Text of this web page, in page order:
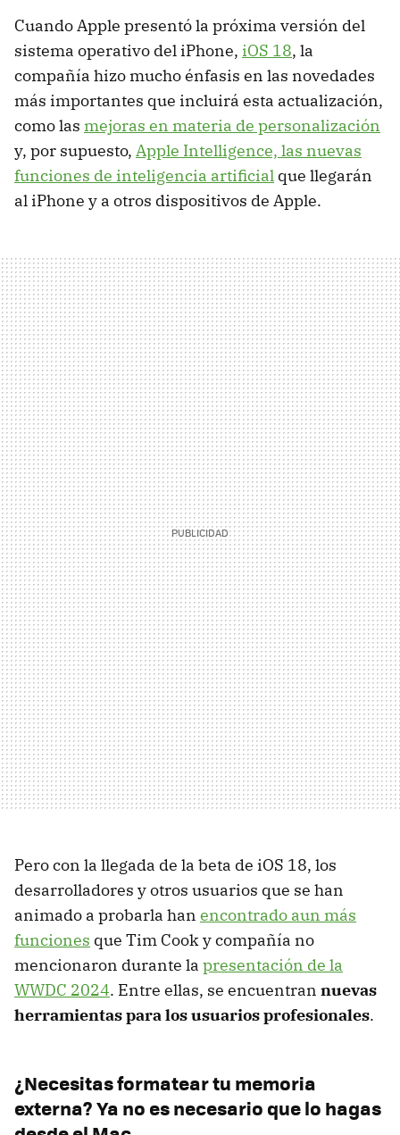
Cuando Apple presentó la próxima versión del
sistema operativo del iPhone, iOS 18, la
compañía hizo mucho énfasis en las novedades
más importantes que incluirá esta actualización,
como las mejoras en materia de personalización
y, por supuesto, Apple Intelligence, las nuevas
funciones de inteligencia artificial que llegarán
al iPhone y a otros dispositivos de Apple.
Pero con la llegada de la beta de iOS 18, los
desarrolladores y otros usuarios que se han
animado a probarla han encontrado aun más
funciones que Tim Cook y compañía no
mencionaron durante la presentación de la
WWDC 2024. Entre ellas, se encuentran nuevas
herramientas para los usuarios profesionales.
¿Necesitas formatear tu memoria
externa? Ya no es necesario que lo hagas